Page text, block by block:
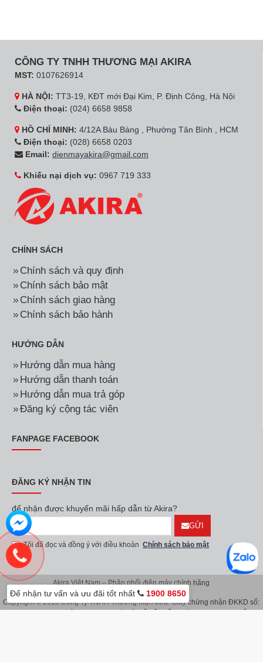
CÔNG TY TNHH THƯƠNG MẠI AKIRA
MST: 0107626914
HÀ NỘI: TT3-19, KĐT mới Đại Kim, P. Định Công, Hà Nội
Điện thoại: (024) 6658 9858
HỒ CHÍ MINH: 4/12A Bàu Bàng , Phường Tân Bình , HCM
Điện thoại: (028) 6658 0203
Email: dienmayakira@gmail.com
Khiếu nại dịch vụ: 0967 719 333
CHÍNH SÁCH
Chính sách và quy định
Chính sách bảo mật
Chính sách giao hàng
Chính sách bảo hành
HƯỚNG DẪN
Hướng dẫn mua hàng
Hướng dẫn thanh toán
Hướng dẫn mua trả góp
Đăng ký cộng tác viên
FANPAGE FACEBOOK
ĐĂNG KÝ NHẬN TIN
để nhận được khuyến mãi hấp dẫn từ Akira?
GỬI
Tôi đã đọc và đồng ý với điều khoản Chính sách bảo mật
Akira Việt Nam – Phân phối điện máy chính hãng
Copyright © 2018 Công Ty TNHH Thương Mại Akira. Giấy chứng nhận ĐKKD số:
Để nhận tư vấn và ưu đãi tốt nhất 1900 8650